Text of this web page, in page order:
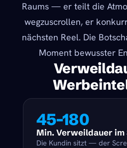
Raums — er teilt die
wegzuscrollen, er
nächsten Reel. Die
Moment bewusster
45–180
Min. Verweildauer im
Die Kundin sitzt — der